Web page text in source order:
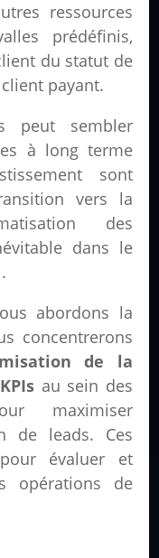
ressources
prédéfinis,
du statut de
payant.
peut sembler
à long terme
sont
vers la
des
dans le
abordons la
concentrerons
de la
KPIs au sein des
maximiser
de leads. Ces
évaluer et
opérations de